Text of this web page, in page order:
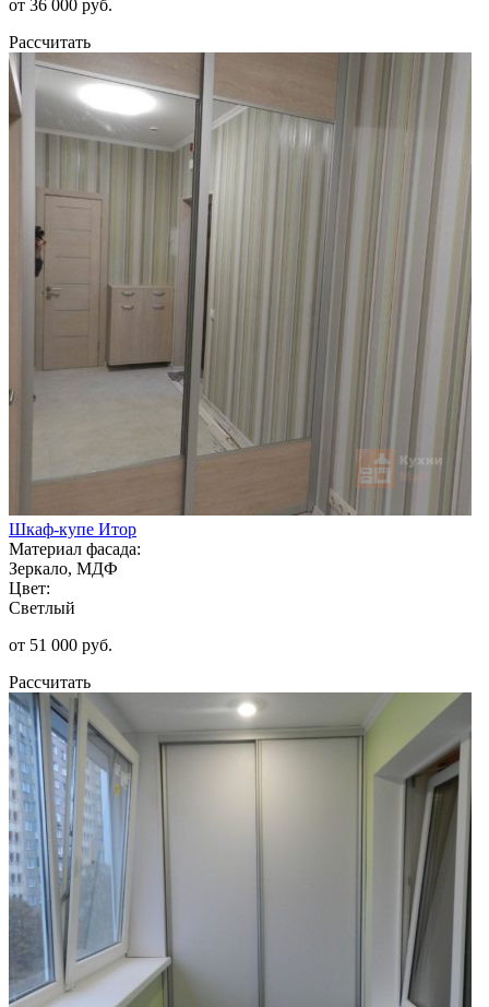
от 36 000 руб.
Рассчитать
Шкаф-купе Итор
Материал фасада:
Зеркало, МДФ
Цвет:
Светлый
от 51 000 руб.
Рассчитать